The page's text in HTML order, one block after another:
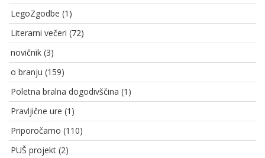
LegoZgodbe (1)
Literarni večeri (72)
novičnik (3)
o branju (159)
Poletna bralna dogodivščina (1)
Pravljične ure (1)
Priporočamo (110)
PUŠ projekt (2)